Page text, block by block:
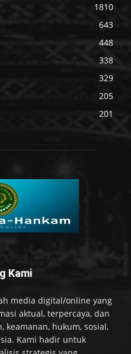
1810
643
448
338
329
205
201
Kami
media digital/online yang
aktual, terpercaya, dan
keamanan, hukum, sosial,
Kami hadir untuk